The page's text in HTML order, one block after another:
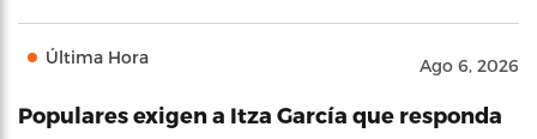
Última Hora Ago 6, 2026
Populares exigen a Itza García que responda